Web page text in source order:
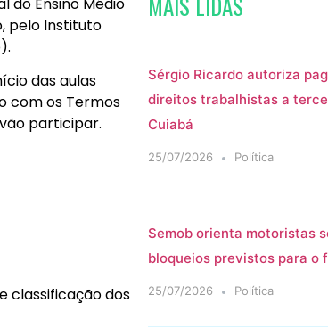
pelo Instituto
das aulas
com os Termos
vão participar.
classificação dos
Sérgio Ricardo autoriza
direitos trabalhistas a
Cuiabá
25/07/2026 Política
Semob orienta motoristas
bloqueios previstos para o
25/07/2026 Política